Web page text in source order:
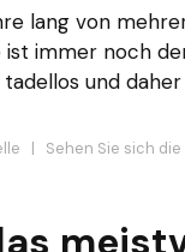
lang von
immer noch
und
| Sehen Sie sich